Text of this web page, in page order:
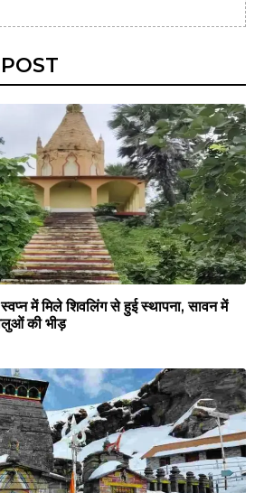
POST
में मिले शिवलिंग से हुई स्थापना, सावन में
की भीड़